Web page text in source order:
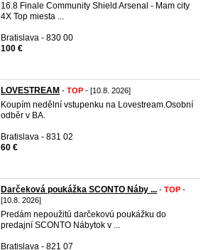
16.8 Finale Community Shield Arsenal - Mam city
4X Top miesta ...
Bratislava - 830 00
100 €
LOVESTREAM - TOP - [10.8. 2026]
Koupím nedělní vstupenku na Lovestream.Osobní
odběr v BA.
Bratislava - 831 02
60 €
Darčeková poukážka SCONTO Náby ... - TOP -
[10.8. 2026]
Predám nepoužitú darčekovú poukážku do
predajní SCONTO Nábytok v ...
Bratislava - 821 07